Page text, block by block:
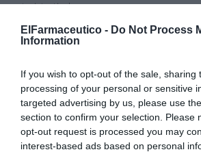
ElFarmaceutico - Do Not Process
Information
If you wish to opt-out of the sale, sharing
processing of your personal or sensitive
targeted advertising by us, please use
section to confirm your selection. Please
opt-out request is processed you may
interest-based ads based on personal
gastrointestinales.
Oenobiol desarrolla desde 1995 probióticos
Dos cepas específicas